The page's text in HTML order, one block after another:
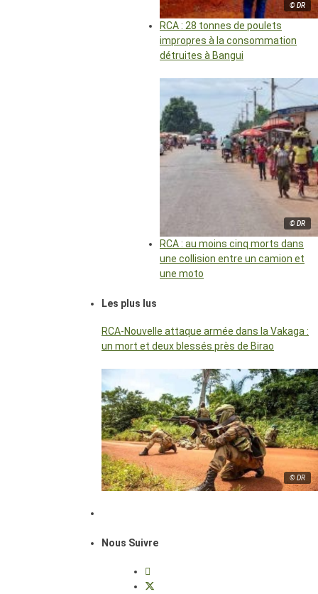
© DR
RCA : 28 tonnes de poulets
impropres à la consommation
détruites à Bangui
© DR
RCA : au moins cinq morts dans
une collision entre un camion et
une moto
Les plus lus
RCA-Nouvelle attaque armée dans la Vakaga :
un mort et deux blessés près de Birao
© DR
Nous Suivre